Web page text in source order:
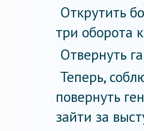
Открутить
три оборота
Отвернуть
Теперь,
повернуть
зайти за